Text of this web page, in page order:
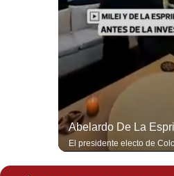
Condiciones
Privacidad
Preguntas
Frecuentes